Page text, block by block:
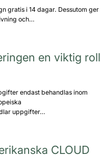
gratis i 14 dagar. Dessutom ger
och…
en viktig roll
endast behandlas inom
uppgifter…
CLOUD